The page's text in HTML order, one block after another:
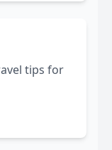
tips for